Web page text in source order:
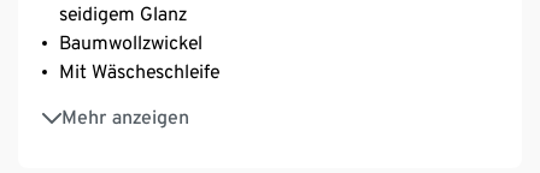
seidigem Glanz
Baumwollzwickel
Mit Wäscheschleife
Mehr anzeigen
Mit Elasthan: formbeständig, perfekter Sitz, hoher
Tragekomfort